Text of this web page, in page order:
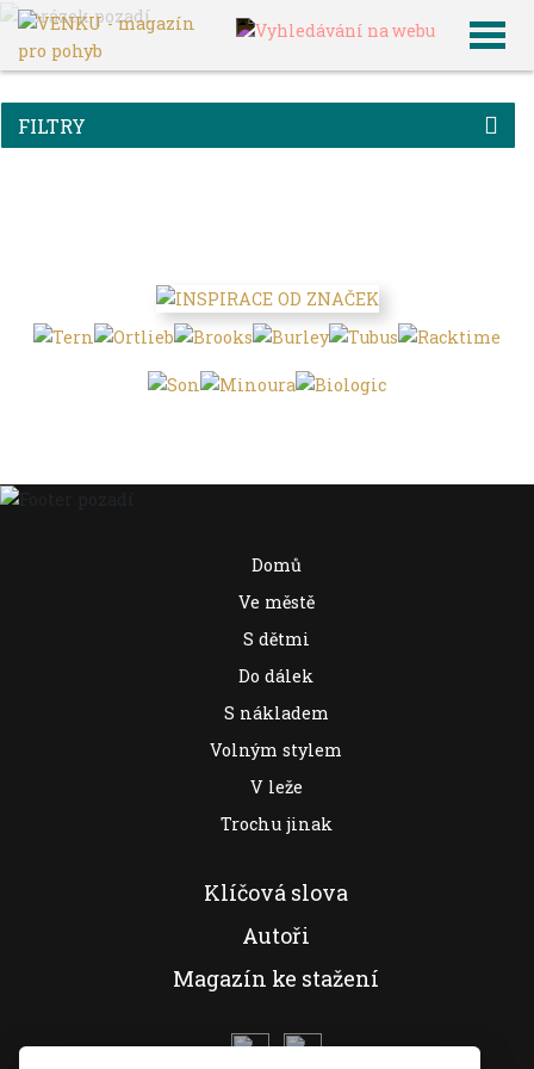
VENKU Archiv článků
FILTRY
Domů
Ve městě
S dětmi
Do dálek
S nákladem
Volným stylem
V leže
Trochu jinak
Klíčová slova
Autoři
Magazín ke stažení